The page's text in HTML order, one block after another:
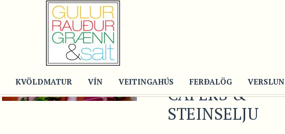
KVÖLDMATUR VÍN VEITINGAHÚS FERÐALÖG VERSLUN
RAUÐLAUK,
CAPERS &
STEINSELJU